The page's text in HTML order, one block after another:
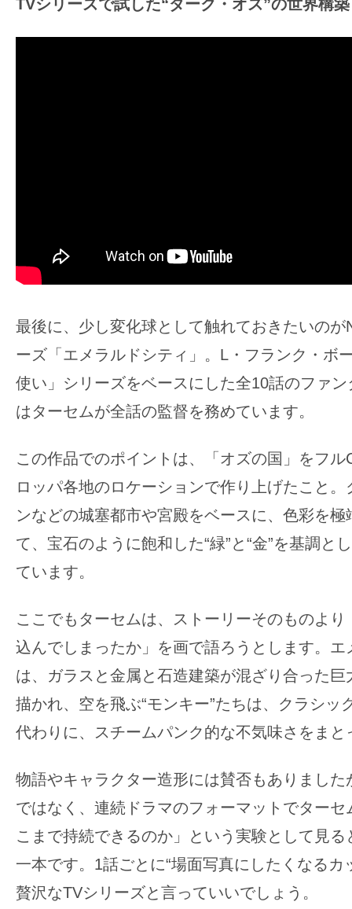
TVシリーズで試した“ダーク・オズ”の世界構築
最後に、少し変化球として触れておきたいのが
ーズ「エメラルドシティ」。L・フランク・ボ
使い」シリーズをベースにした全10話のファ
はターセムが全話の監督を務めています。
この作品でのポイントは、「オズの国」をフ
ロッパ各地のロケーションで作り上げたこと
ンなどの城塞都市や宮殿をベースに、色彩を
て、宝石のように飽和した“緑”と“金”を基調と
ています。
ここでもターセムは、ストーリーそのものよ
込んでしまったか」を画で語ろうとします。エ
は、ガラスと金属と石造建築が混ざり合った
描かれ、空を飛ぶ“モンキー”たちは、クラシッ
代わりに、スチームパンク的な不気味さをまと
物語やキャラクター造形には賛否もありました
ではなく、連続ドラマのフォーマットでター
こまで持続できるのか」という実験として見
一本です。1話ごとに“場面写真にしたくなるカ
贅沢なTVシリーズと言っていいでしょう。